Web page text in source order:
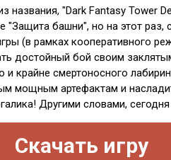
названия, "Dark Fantasy Tower
"Защита башни", но на этот раз,
(в рамках кооперативного
достойный бой своим
и крайне смертоносного
мощным артефактам и
Другими словами,
Скачать игру